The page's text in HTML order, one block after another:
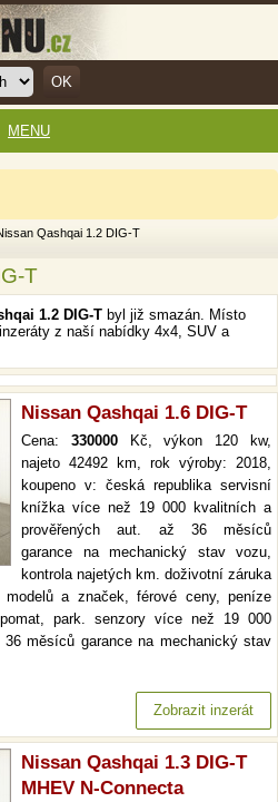
Qashqai 1.2 DIG-T
T
1.2 DIG-T byl již smazán. Místo
z naší nabídky 4x4, SUV a
Nissan Qashqai 1.6 DIG-T
Cena: 330000Kč, výkon 120 kw,
najeto 42492 km, rok výroby: 2018,
koupeno v: česká republika servisní
knížka více než 19 000 kvalitních a
prověřených aut. až 36 měsíců
garance na mechanický stav vozu,
kontrola najetých km. doživotní záruka
modelů a značek, férové ceny, peníze
park. senzory více než 19 000
měsíců garance na mechanický stav
Zobrazit inzerát
Nissan Qashqai 1.3 DIG-T
MHEV N-Connecta
MENU